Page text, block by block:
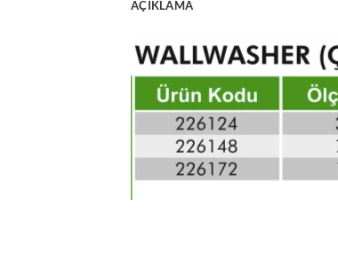
AÇIKLAMA